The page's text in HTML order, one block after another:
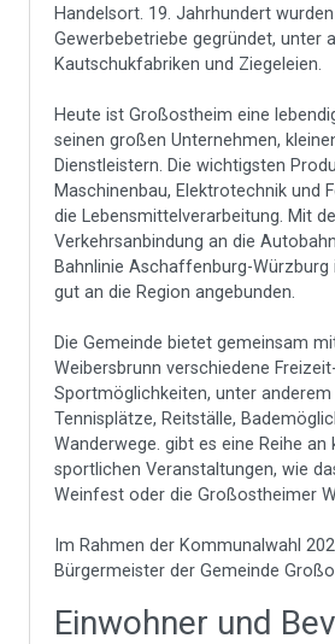
Handelsort. 19. Jahrhundert
Gewerbebetriebe gegründet, unter
Kautschukfabriken und Ziegeleien.
Heute ist Großostheim eine
seinen großen Unternehmen,
Dienstleistern. Die wichtigsten
Maschinenbau, Elektrotechnik und
die Lebensmittelverarbeitung. Mit
Verkehrsanbindung an die
Bahnlinie Aschaffenburg-
gut an die Region angebunden.
Die Gemeinde bietet gemeinsam
Weibersbrunn verschiedene
Sportmöglichkeiten, unter
Tennisplätze, Reitställe,
Wanderwege. gibt es eine Reihe an
sportlichen Veranstaltungen, wie
Weinfest oder die Großostheimer
Im Rahmen der Kommunalwahl
Bürgermeister der Gemeinde
Einwohner und